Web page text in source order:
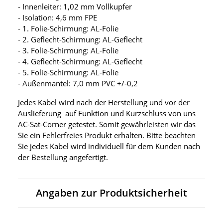
- Innenleiter: 1,02 mm Vollkupfer
- Isolation: 4,6 mm FPE
- 1. Folie-Schirmung: AL-Folie
- 2. Geflecht-Schirmung: AL-Geflecht
- 3. Folie-Schirmung: AL-Folie
- 4. Geflecht-Schirmung: AL-Geflecht
- 5. Folie-Schirmung: AL-Folie
- Außenmantel: 7,0 mm PVC +/-0,2
Jedes Kabel wird nach der Herstellung und vor der
Auslieferung auf Funktion und Kurzschluss von uns
AC-Sat-Corner getestet. Somit gewährleisten wir das
Sie ein Fehlerfreies Produkt erhalten. Bitte beachten
Sie jedes Kabel wird individuell für dem Kunden nach
der Bestellung angefertigt.
Angaben zur Produktsicherheit